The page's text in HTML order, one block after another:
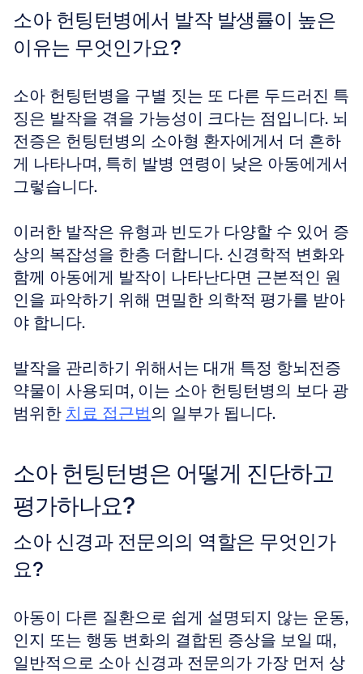
소아 헌팅턴병에서 발작 발생률이 높은
이유는 무엇인가요?
소아 헌팅턴병을 구별 짓는 또 다른 두드러진 특
징은 발작을 겪을 가능성이 크다는 점입니다. 뇌
전증은 헌팅턴병의 소아형 환자에게서 더 흔하
게 나타나며, 특히 발병 연령이 낮은 아동에게서
그렇습니다.
이러한 발작은 유형과 빈도가 다양할 수 있어 증
상의 복잡성을 한층 더합니다. 신경학적 변화와
함께 아동에게 발작이 나타난다면 근본적인 원
인을 파악하기 위해 면밀한 의학적 평가를 받아
야 합니다.
발작을 관리하기 위해서는 대개 특정 항뇌전증
약물이 사용되며, 이는 소아 헌팅턴병의 보다 광
범위한 치료 접근법의 일부가 됩니다.
소아 헌팅턴병은 어떻게 진단하고
평가하나요?
소아 신경과 전문의의 역할은 무엇인가
요?
아동이 다른 질환으로 쉽게 설명되지 않는 운동,
인지 또는 행동 변화의 결합된 증상을 보일 때,
일반적으로 소아 신경과 전문의가 가장 먼저 상